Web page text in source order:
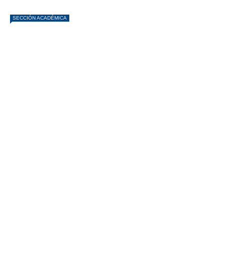
SECCIÓN ACADÉMICA